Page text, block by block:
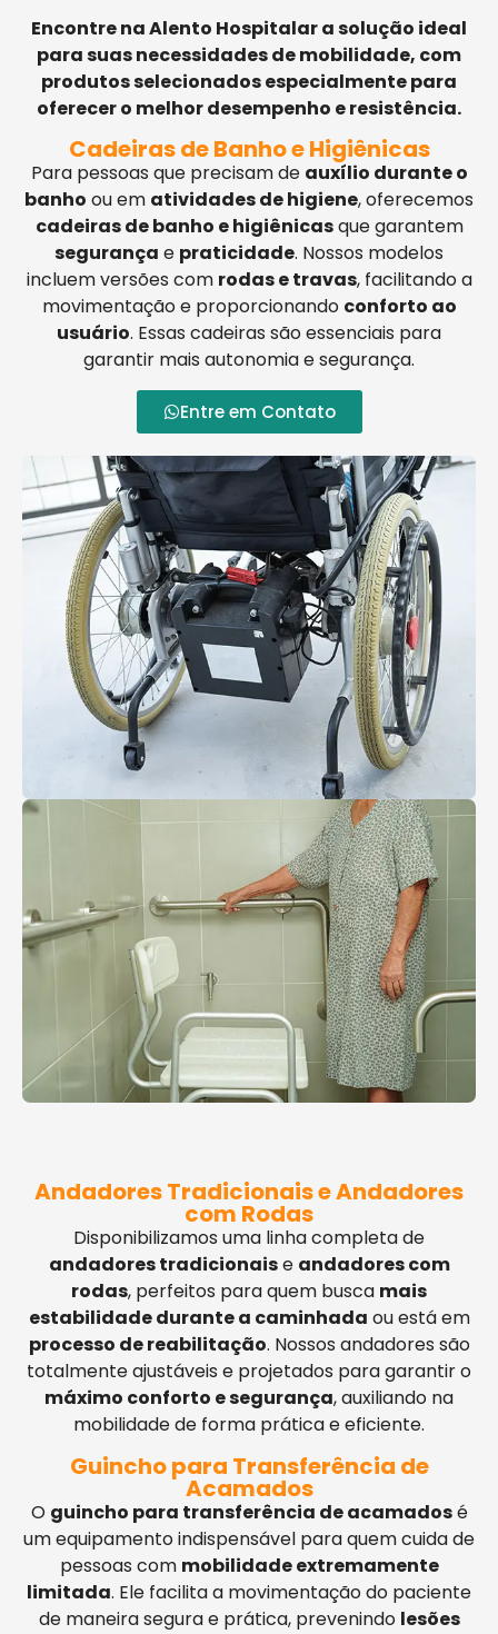
Encontre na Alento Hospitalar a solução ideal
para suas necessidades de mobilidade, com
produtos selecionados especialmente para
oferecer o melhor desempenho e resistência.
Cadeiras de Banho e Higiênicas
Para pessoas que precisam de auxílio durante o
banho ou em atividades de higiene, oferecemos
cadeiras de banho e higiênicasque garantem
segurança e praticidade. Nossos modelos
incluem versões com rodas e travas, facilitando a
movimentação e proporcionando conforto ao
usuário. Essas cadeiras são essenciais para
garantir mais autonomia e segurança.
Entre em Contato
Andadores Tradicionais e Andadores
com Rodas
Disponibilizamos uma linha completa de
andadores tradicionaise andadores com
rodas, perfeitos para quem busca mais
estabilidade durante a caminhada ou está em
processo de reabilitação. Nossos andadores são
totalmente ajustáveis e projetados para garantir o
máximo conforto e segurança, auxiliando na
mobilidade de forma prática e eficiente.
Guincho para Transferência de
Acamados
O guincho para transferência de acamadosé
um equipamento indispensável para quem cuida de
pessoas com mobilidade extremamente
limitada. Ele facilita a movimentação do paciente
de maneira segura e prática, prevenindo lesões